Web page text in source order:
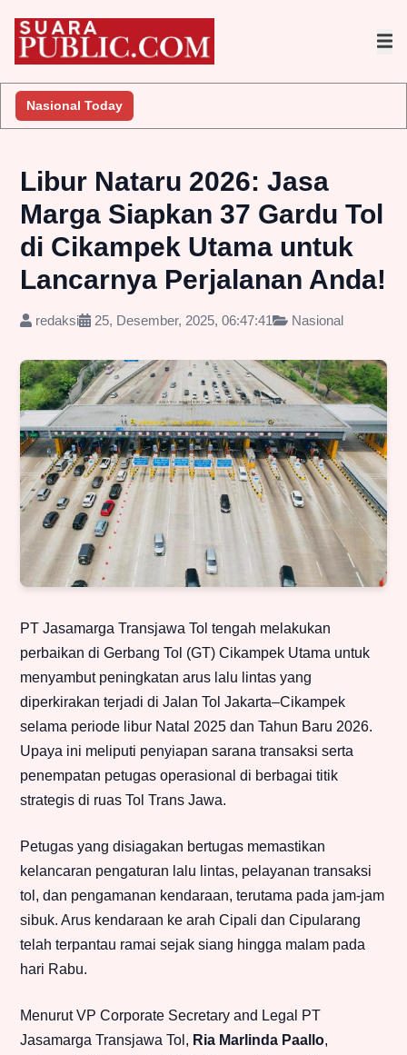
Nasional Today
Penyelidikan
Libur Nataru 2026: Jasa
Marga Siapkan 37 Gardu Tol
di Cikampek Utama untuk
Lancarnya Perjalanan Anda!
redaksi 25, Desember, 2025, 06:47:41 Nasional
PT Jasamarga Transjawa Tol tengah melakukan
perbaikan di Gerbang Tol (GT) Cikampek Utama untuk
menyambut peningkatan arus lalu lintas yang
diperkirakan terjadi di Jalan Tol Jakarta–Cikampek
selama periode libur Natal 2025 dan Tahun Baru 2026.
Upaya ini meliputi penyiapan sarana transaksi serta
penempatan petugas operasional di berbagai titik
strategis di ruas Tol Trans Jawa.
Petugas yang disiagakan bertugas memastikan
kelancaran pengaturan lalu lintas, pelayanan transaksi
tol, dan pengamanan kendaraan, terutama pada jam-jam
sibuk. Arus kendaraan ke arah Cipali dan Cipularang
telah terpantau ramai sejak siang hingga malam pada
hari Rabu.
Menurut VP Corporate Secretary and Legal PT
Jasamarga Transjawa Tol, Ria Marlinda Paallo,